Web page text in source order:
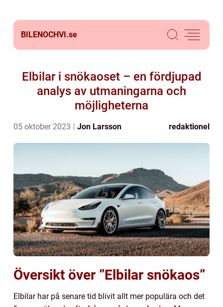
BILENOCHVI.se
Elbilar i snökaoset – en fördjupad
analys av utmaningarna och
möjligheterna
05 oktober 2023 Jon Larsson redaktionel
Översikt över ”Elbilar snökaos”
Elbilar har på senare tid blivit allt mer populära och det